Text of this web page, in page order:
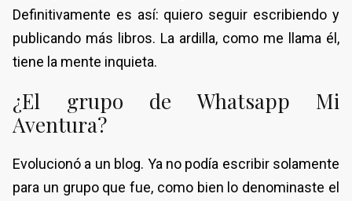
Definitivamente es así: quiero seguir escribiendo y
publicando más libros. La ardilla, como me llama él,
tiene la mente inquieta.
¿El grupo de Whatsapp Mi
Aventura?
Evolucionó a un blog. Ya no podía escribir solamente
para un grupo que fue, como bien lo denominaste el